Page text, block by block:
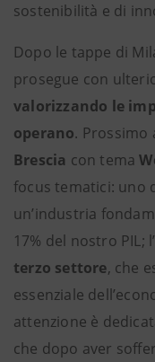
sostenibilità e di
Dopo le tappe di
prosegue con
valorizzando le
operano. Prossimo
Brescia con tema
focus tematici: uno
un’industria
17% del nostro PIL;
terzo settore, che
essenziale
attenzione è
che dopo aver